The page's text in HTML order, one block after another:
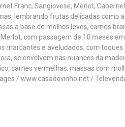
Franc, Sangiovese, Merlot,
lembrando frutas delicadas como
a base de molhos leves, carnes
com passagem de 10 meses
marcantes e aveludados, com
se envolvem nas nuances da
carnes vermelhas, massas com
/ www.casadovinho.net /